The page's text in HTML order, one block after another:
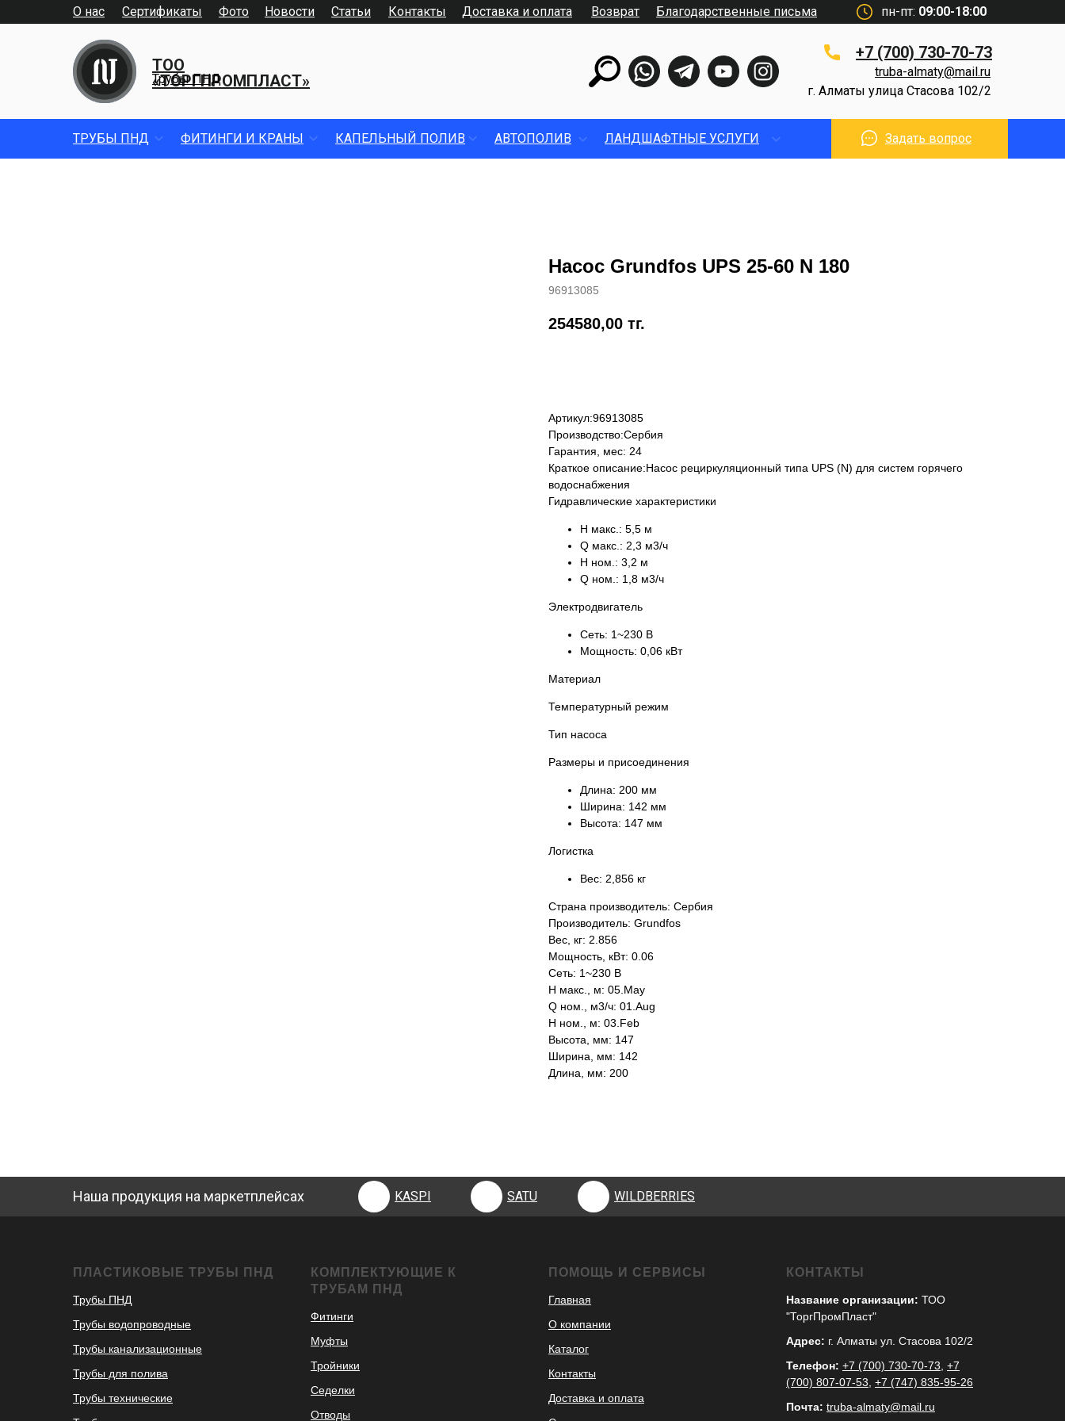
О нас Доставка и оплата
Контакты
Фото
Сертификаты Новости Статьи пн-пт: 09:00-18:00
ТОО
«ТОРГПРОМПЛАСТ»
Трубы ПНД
+7 (700) 730-70-73
г. Алматы улица Стасова 102/2
truba-almaty@mail.ru
Возврат Благодарственные письма
ТРУБЫ ПНД ФИТИНГИ И КРАНЫ КАПЕЛЬНЫЙ ПОЛИВ АВТОПОЛИВ ЛАНДШАФТНЫЕ УСЛУГИ Задать вопрос
Насос Grundfos UPS 25-60 N 180
96913085
254580,00 тг.
Артикул:96913085
Производство:Сербия
Гарантия, мес: 24
Краткое описание:Насос рециркуляционный типа UPS (N) для систем горячего
водоснабжения
Гидравлические характеристики
H макс.: 5,5 м
Q макс.: 2,3 м3/ч
H ном.: 3,2 м
Q ном.: 1,8 м3/ч
Электродвигатель
Сеть: 1~230 В
Мощность: 0,06 кВт
Материал
Температурный режим
Тип насоса
Размеры и присоединения
Длина: 200 мм
Ширина: 142 мм
Высота: 147 мм
Логистка
Вес: 2,856 кг
Страна производитель: Сербия
Производитель: Grundfos
Вес, кг: 2.856
Мощность, кВт: 0.06
Сеть: 1~230 В
H макс., м: 05.May
Q ном., м3/ч: 01.Aug
H ном., м: 03.Feb
Высота, мм: 147
Ширина, мм: 142
Длина, мм: 200
Наша продукция на маркетплейсах KASPI SATU WILDBERRIES
ПЛАСТИКОВЫЕ ТРУБЫ ПНД
Трубы ПНД
Трубы водопроводные
Трубы канализационные
Трубы для полива
Трубы технические
КОМПЛЕКТУЮЩИЕ К
ТРУБАМ ПНД
Фитинги
Муфты
Тройники
Седелки
Отводы
ПОМОЩЬ И СЕРВИСЫ
Главная
О компании
Каталог
Контакты
Доставка и оплата
КОНТАКТЫ
Название организации: ТОО
"ТоргПромПласт"
Адрес: г. Алматы ул. Стасова 102/2
Телефон: +7 (700) 730-70-73 +7
(700) 807-07-53 +7 (747) 835-95-26
Почта: truba-almaty@mail.ru